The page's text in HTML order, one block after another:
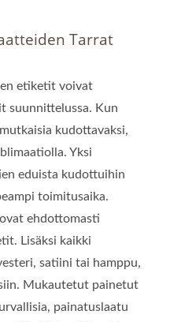
Tarrat
etiketit voivat
suunnittelussa. Kun
kudottavaksi,
Yksi
eduista kudottuihin
toimitusaika.
ehdottomasti
Lisäksi kaikki
satiini tai hamppu,
Mukautetut painetut
painatuslaatu